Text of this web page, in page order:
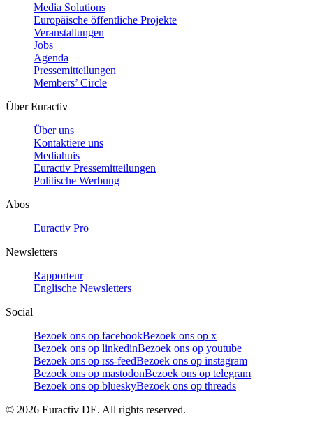
Media Solutions
Europäische öffentliche Projekte
Veranstaltungen
Jobs
Agenda
Pressemitteilungen
Members’ Circle
Über Euractiv
Über uns
Kontaktiere uns
Mediahuis
Euractiv Pressemitteilungen
Politische Werbung
Abos
Euractiv Pro
Newsletters
Rapporteur
Englische Newsletters
Social
Bezoek ons op facebookBezoek ons op x
Bezoek ons op linkedinBezoek ons op youtube
Bezoek ons op rss-feedBezoek ons op instagram
Bezoek ons op mastodonBezoek ons op telegram
Bezoek ons op blueskyBezoek ons op threads
© 2026 Euractiv DE. All rights reserved.